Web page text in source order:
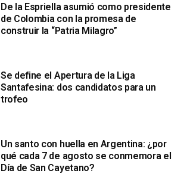
De la Espriella asumió como presidente
de Colombia con la promesa de
construir la “Patria Milagro”
Se define el Apertura de la Liga
Santafesina: dos candidatos para un
trofeo
Un santo con huella en Argentina: ¿por
qué cada 7 de agosto se conmemora el
Día de San Cayetano?